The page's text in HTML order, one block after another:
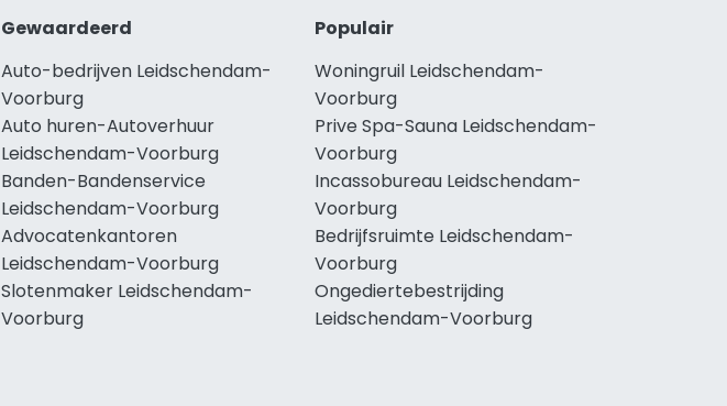
Gewaardeerd
Auto-bedrijven Leidschendam-
Voorburg
Auto huren-Autoverhuur
Leidschendam-Voorburg
Banden-Bandenservice
Leidschendam-Voorburg
Advocatenkantoren
Leidschendam-Voorburg
Slotenmaker Leidschendam-
Voorburg
Populair
Woningruil Leidschendam-
Voorburg
Prive Spa-Sauna Leidschendam-
Voorburg
Incassobureau Leidschendam-
Voorburg
Bedrijfsruimte Leidschendam-
Voorburg
Ongediertebestrijding
Leidschendam-Voorburg